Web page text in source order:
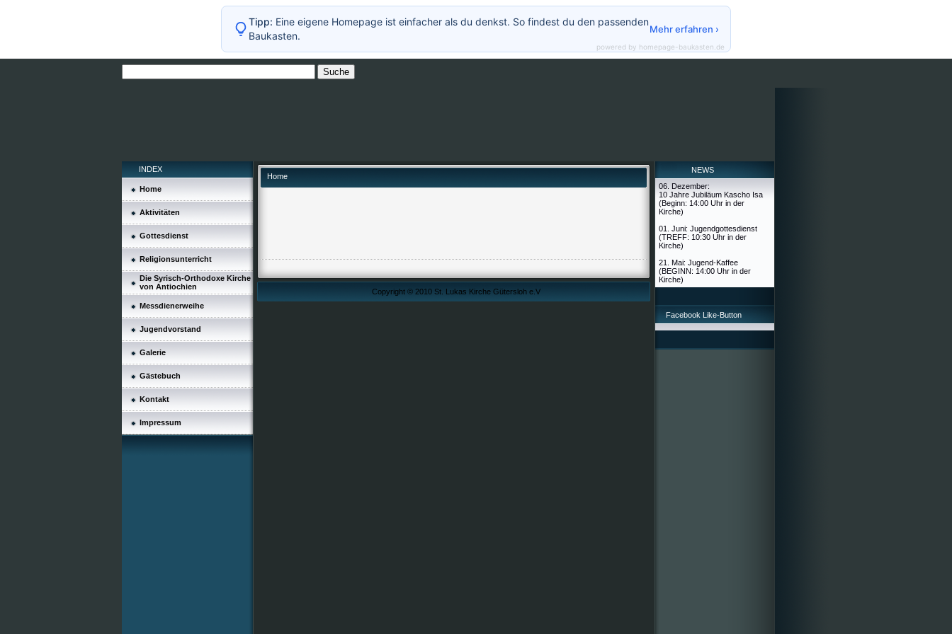
INDEX
Home
Aktivitäten
Gottesdienst
Religionsunterricht
Die Syrisch-Orthodoxe Kirche
von Antiochien
Messdienerweihe
Jugendvorstand
Galerie
Gästebuch
Kontakt
Impressum
Home
Copyright © 2010 St. Lukas Kirche Gütersloh e.V
NEWS
06. Dezember:
10 Jahre Jubiläum Kascho Isa
(Beginn: 14:00 Uhr in der
Kirche)
01. Juni: Jugendgottesdienst
(TREFF: 10:30 Uhr in der
Kirche)
21. Mai: Jugend-Kaffee
(BEGINN: 14:00 Uhr in der
Kirche)
Facebook Like-Button
Tipp: Eine eigene Homepage ist einfacher als du denkst. So findest du den passenden
Baukasten.
Mehr erfahren ›
powered by homepage-baukasten.de